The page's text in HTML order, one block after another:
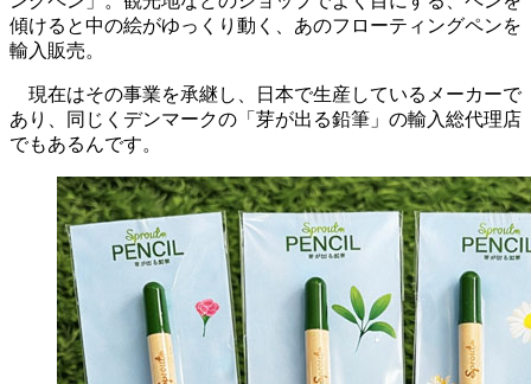
傾けると中の絵がゆっくり動く、あのフローティングペンを
輸入販売。
現在はその事業を承継し、日本で生産しているメーカーで
あり、同じくデンマークの「芽が出る鉛筆」の輸入総代理店
でもあるんです。